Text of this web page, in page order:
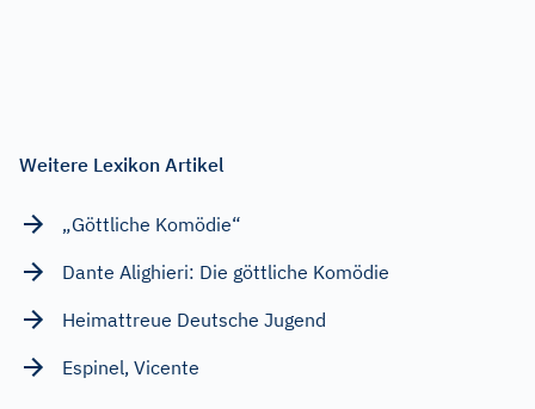
Weitere Lexikon Artikel
„Göttliche Komödie“
Dante Alighieri: Die göttliche Komödie
Heimattreue Deutsche Jugend
Espinel, Vicente